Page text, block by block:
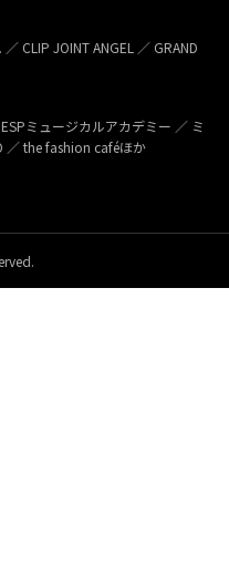
CLIP JOINT ANGEL ／ GRAND
ミュージカルアカデミー ／ ミ
／ the fashion caféほか